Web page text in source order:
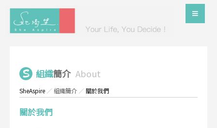
組織簡介 About
SheAspire ／組織簡介 ／關於我們
關於我們